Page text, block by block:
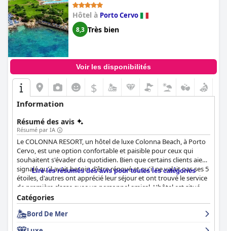
Hôtel à Porto Cervo
8,3 Très bien
Voir les disponibilités
$
Information
Résumé des avis
Résumé par IA
Le COLONNA RESORT, un hôtel de luxe Colonna Beach, à Porto
Cervo, est une option confortable et paisible pour ceux qui
souhaitent s'évader du quotidien. Bien que certains clients aient
signalé qu'il avait besoin d'être rénové et qu'il ne valait pas ses 5
étoiles, d'autres ont apprécié leur séjour et ont trouvé le service
de première classe avec un personnel amical. L'hôtel est situé
dans un grand et magnifique paysage naturel avec une piscine
merveilleuse. Cependant, certains clients ont été déçus par le
petit-déjeuner, le manque de cuisine italienne traditionnelle et
Lire les résumés des avis pour toutes les catégories
Catégories
Bord De Mer